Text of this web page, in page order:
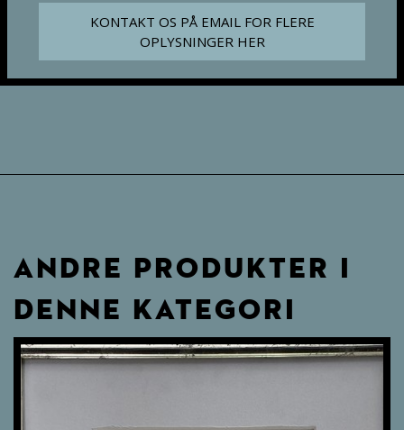
KONTAKT OS PÅ EMAIL FOR FLERE
OPLYSNINGER HER
ANDRE PRODUKTER I
DENNE KATEGORI